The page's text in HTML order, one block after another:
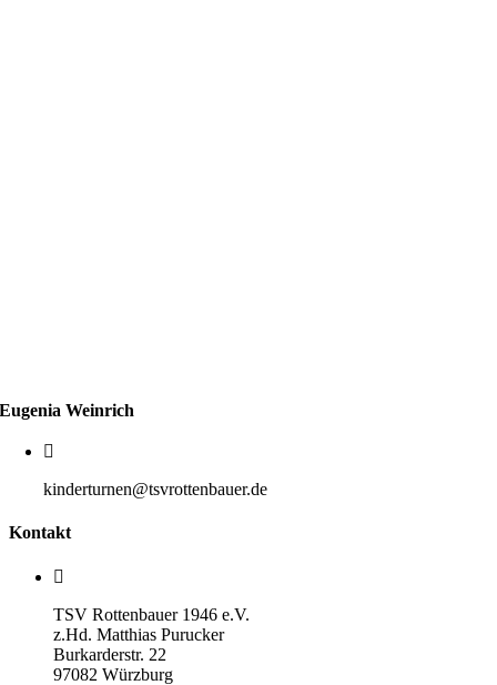
Eugenia Weinrich
kinderturnen@tsvrottenbauer.de
Kontakt
TSV Rottenbauer 1946 e.V.
z.Hd. Matthias Purucker
Burkarderstr. 22
97082 Würzburg